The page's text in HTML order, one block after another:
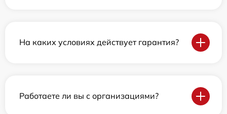
На каких условиях действует гарантия?
Работаете ли вы с организациями?